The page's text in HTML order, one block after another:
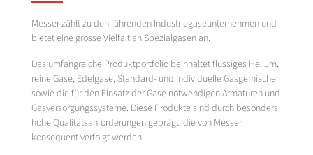
Messer zählt zu den führenden Industriegaseunternehmen und
bietet eine grosse Vielfalt an Spezialgasen an.
Das umfangreiche Produktportfolio beinhaltet flüssiges Helium,
reine Gase, Edelgase, Standard- und individuelle Gasgemische
sowie die für den Einsatz der Gase notwendigen Armaturen und
Gasversorgungssysteme. Diese Produkte sind durch besonders
hohe Qualitätsanforderungen geprägt, die von Messer
konsequent verfolgt werden.